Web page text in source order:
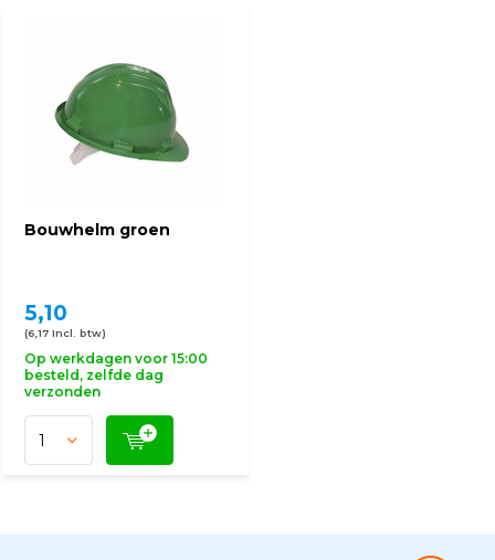
Bouwhelm groen
5,10
(6,17 Incl. btw)
Op werkdagen voor 15:00
besteld, zelfde dag
verzonden